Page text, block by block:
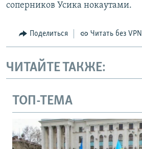
соперников Усика нокаутами.
Поделиться Читать без VPN
ЧИТАЙТЕ ТАКЖЕ:
ТОП-ТЕМА